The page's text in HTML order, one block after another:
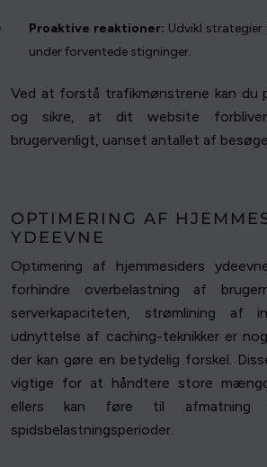
Proaktive reaktioner: Udvikl
under forventede stigninger.
Ved at forstå trafikmønstrene kan
og sikre, at dit website
brugervenligt, uanset antallet af
OPTIMERING AF
YDEEVNE
Optimering af hjemmesiders
forhindre overbelastning af
serverkapaciteten, strømlining af
udnyttelse af caching-teknikker er
der kan gøre en betydelig forskel.
vigtige for at håndtere store
ellers kan føre til afmatning
spidsbelastningsperioder.